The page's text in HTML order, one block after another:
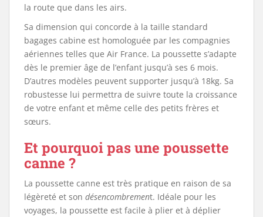
la route que dans les airs.
Sa dimension qui concorde à la taille standard
bagages cabine est homologuée par les compagnies
aériennes telles que Air France. La poussette s’adapte
dès le premier âge de l’enfant jusqu’à ses 6 mois.
D’autres modèles peuvent supporter jusqu’à 18kg. Sa
robustesse lui permettra de suivre toute la croissance
de votre enfant et même celle des petits frères et
sœurs.
Et pourquoi pas une poussette
canne ?
La poussette canne est très pratique en raison de sa
légèreté et son désencombrement. Idéale pour les
voyages, la poussette est facile à plier et à déplier